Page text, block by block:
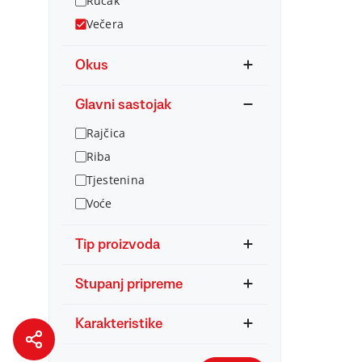
Večera
Okus
Glavni sastojak
Rajčica
Riba
Tjestenina
Voće
Tip proizvoda
Stupanj pripreme
Karakteristike